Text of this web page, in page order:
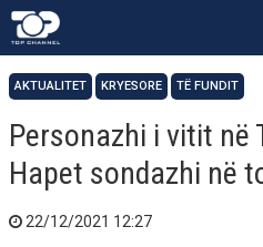
AKTUALITET KRYESORE TË FUNDIT
Personazhi i vitit në
Hapet sondazhi në
22/12/2021 12:27